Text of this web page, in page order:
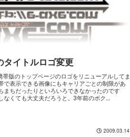
タイトルロゴ変更
帯版のトップページのロゴをリニューアルしてま
で表示できる画像にもキャリアごとの制限があ
まちだったりといろいろできなかったのです
なくても大丈夫だろうと。3年前のボク...
2009.03.14